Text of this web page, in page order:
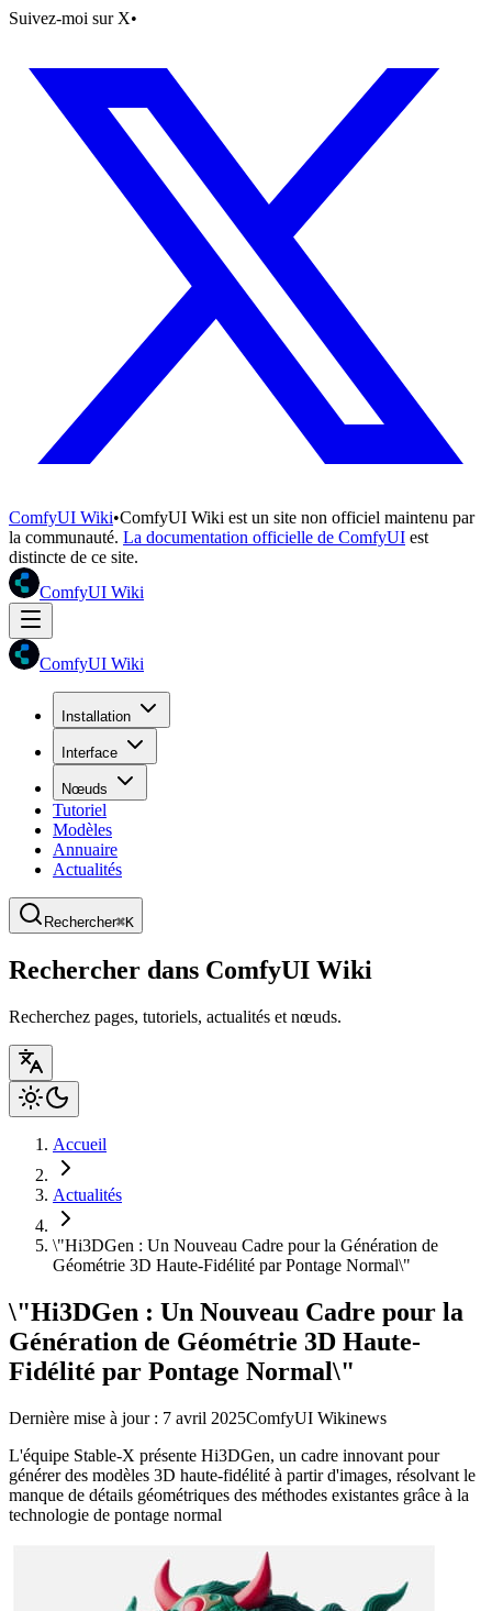
Suivez-moi sur X•
ComfyUI Wiki•ComfyUI Wiki est un site non officiel maintenu par
la communauté. La documentation officielle de ComfyUI est
distincte de ce site.
ComfyUI Wiki
ComfyUI Wiki
Installation
Interface
Nœuds
Tutoriel
Modèles
Annuaire
Actualités
Rechercher⌘K
Rechercher dans ComfyUI Wiki
Recherchez pages, tutoriels, actualités et nœuds.
Accueil
Actualités
\"Hi3DGen : Un Nouveau Cadre pour la Génération de
Géométrie 3D Haute-Fidélité par Pontage Normal\"
\"Hi3DGen : Un Nouveau Cadre pour la
Génération de Géométrie 3D Haute-
Fidélité par Pontage Normal\"
Dernière mise à jour : 7 avril 2025ComfyUI Wikinews
L'équipe Stable-X présente Hi3DGen, un cadre innovant pour
générer des modèles 3D haute-fidélité à partir d'images, résolvant le
manque de détails géométriques des méthodes existantes grâce à la
technologie de pontage normal